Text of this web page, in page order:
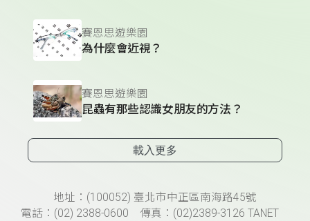
賽恩思遊樂園
為什麼會近視？
賽恩思遊樂園
昆蟲有那些認識女朋友的方法？
載入更多
頁尾資訊地址：(100052) 臺北市中正區南海路45號
電話：(02) 2388-0600 傳真：(02)2389-3126 TANET